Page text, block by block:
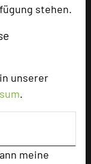
stehen.
unserer
.
meine
148